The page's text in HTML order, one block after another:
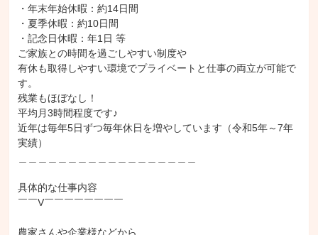
・年末年始休暇：約14日間
・夏季休暇：約10日間
・記念日休暇：年1日 等
ご家族との時間を過ごしやすい制度や
有休も取得しやすい環境でプライベートと仕事の両立が可能で
す。
残業もほぼなし！
平均月3時間程度です♪
近年は毎年5日ずつ毎年休日を増やしています（令和5年～7年
実績）
具体的な仕事内容
￣￣V￣￣￣￣￣￣￣￣
農家さんや企業様などから